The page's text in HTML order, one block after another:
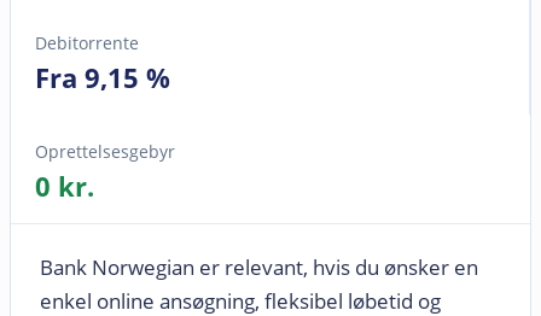
Debitorrente
Fra 9,15 %
Oprettelsesgebyr
0 kr.
Bank Norwegian er relevant, hvis du ønsker en
enkel online ansøgning, fleksibel løbetid og